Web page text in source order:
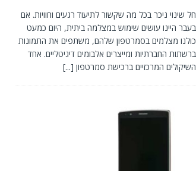
חל שינוי ניכר בכל מה שקשור לתיעוד רגעים וחוויות. אם
בעבר היינו עושים שימוש במצלמה ביתית, היום כמעט
כולנו מצלמים בסמרטפון שלהם, משתפים את התמונות
ברשתות החברתיות ומייצרים אלבומים דיגיטליים. אחד
השיקולים המרכזיים ברכישת סמרטפון [...]